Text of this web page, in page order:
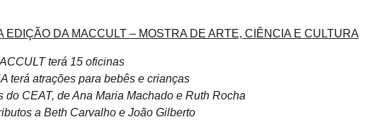
DA MACCULT – MOSTRA DE ARTE, CIÊNCIA E CULTURA
terá 15 oficinas
terá atrações para bebês e crianças
do CEAT, de Ana Maria Machado e Ruth Rocha
a Beth Carvalho e João Gilberto